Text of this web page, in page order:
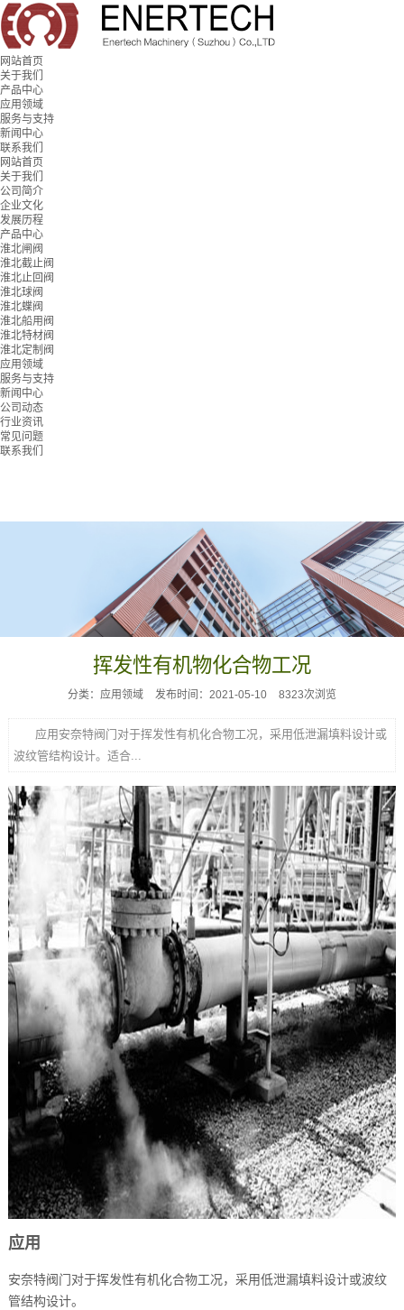
网站首页
关于我们
产品中心
应用领域
服务与支持
新闻中心
联系我们
网站首页
关于我们
公司简介
企业文化
发展历程
产品中心
淮北闸阀
淮北截止阀
淮北止回阀
淮北球阀
淮北蝶阀
淮北船用阀
淮北特材阀
淮北定制阀
应用领域
服务与支持
新闻中心
公司动态
行业资讯
常见问题
联系我们
挥发性有机物化合物工况
分类：应用领域 发布时间：2021-05-10 8323次浏览
应用安奈特阀门对于挥发性有机化合物工况，采用低泄漏填料设计或
波纹管结构设计。适合...
应用
安奈特阀门对于挥发性有机化合物工况，采用低泄漏填料设计或波纹
管结构设计。